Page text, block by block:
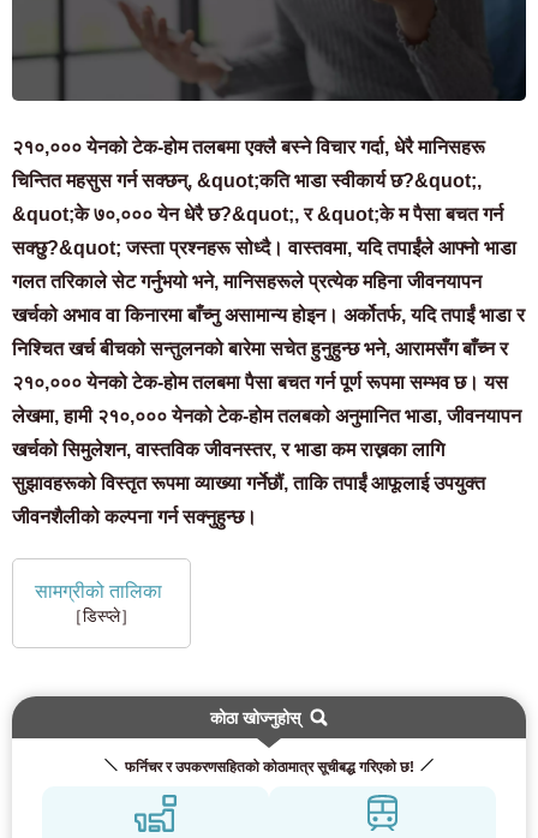
२१०,००० येनको टेक-होम तलबमा एक्लै बस्ने विचार गर्दा, धेरै मानिसहरू
चिन्तित महसुस गर्न सक्छन्, &quot;कति भाडा स्वीकार्य छ?&quot;,
&quot;के ७०,००० येन धेरै छ?&quot;, र &quot;के म पैसा बचत गर्न
सक्छु?&quot; जस्ता प्रश्नहरू सोध्दै। वास्तवमा, यदि तपाईंले आफ्नो भाडा
गलत तरिकाले सेट गर्नुभयो भने, मानिसहरूले प्रत्येक महिना जीवनयापन
खर्चको अभाव वा किनारमा बाँच्नु असामान्य होइन। अर्कोतर्फ, यदि तपाईं भाडा र
निश्चित खर्च बीचको सन्तुलनको बारेमा सचेत हुनुहुन्छ भने, आरामसँग बाँच्न र
२१०,००० येनको टेक-होम तलबमा पैसा बचत गर्न पूर्ण रूपमा सम्भव छ। यस
लेखमा, हामी २१०,००० येनको टेक-होम तलबको अनुमानित भाडा, जीवनयापन
खर्चको सिमुलेशन, वास्तविक जीवनस्तर, र भाडा कम राख्नका लागि
सुझावहरूको विस्तृत रूपमा व्याख्या गर्नेछौं, ताकि तपाईं आफूलाई उपयुक्त
जीवनशैलीको कल्पना गर्न सक्नुहुन्छ।
सामग्रीको तालिका
［डिस्प्ले］
कोठा खोज्नुहोस्
फर्निचर र उपकरणसहितको कोठामात्र सूचीबद्ध गरिएको छ!